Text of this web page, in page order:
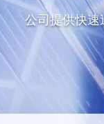
公司提供快速